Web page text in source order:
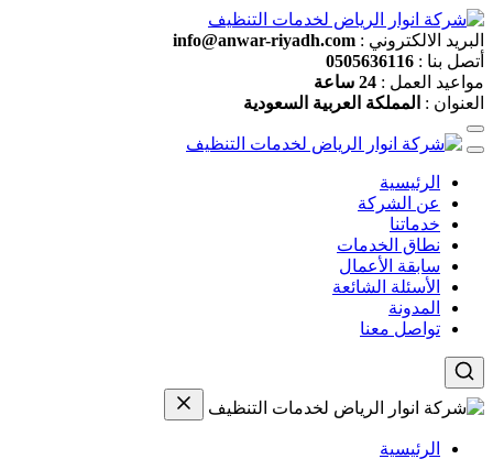
البريد الالكتروني : info@anwar-riyadh.com
أتصل بنا : 0505636116
مواعيد العمل : 24 ساعة
العنوان : المملكة العربية السعودية
الرئيسية
عن الشركة
خدماتنا
نطاق الخدمات
سابقة الأعمال
الأسئلة الشائعة
المدونة
تواصل معنا
الرئيسية